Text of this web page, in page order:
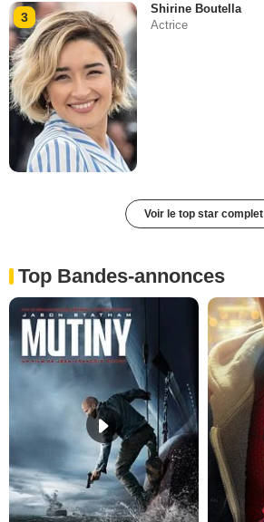
3
Shirine Boutella
Actrice
Voir le top star complet
Top Bandes-annonces